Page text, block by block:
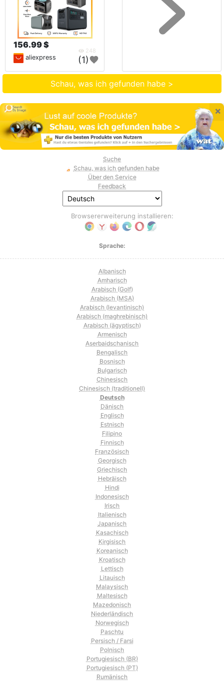
156.99 $
248
aliexpress (1)
Schau, was ich gefunden habe >
×
Suche
Schau, was ich gefunden habe
Über den Service
Feedback
Browsererweiterung installieren:
Sprache:
Albanisch
Amharisch
Arabisch (Golf)
Arabisch (MSA)
Arabisch (levantinisch)
Arabisch (maghrebinisch)
Arabisch (ägyptisch)
Armenisch
Aserbaidschanisch
Bengalisch
Bosnisch
Bulgarisch
Chinesisch
Chinesisch (traditionell)
Deutsch
Dänisch
Englisch
Estnisch
Filipino
Finnisch
Französisch
Georgisch
Griechisch
Hebräisch
Hindi
Indonesisch
Irisch
Italienisch
Japanisch
Kasachisch
Kirgisisch
Koreanisch
Kroatisch
Lettisch
Litauisch
Malaysisch
Maltesisch
Mazedonisch
Niederländisch
Norwegisch
Paschtu
Persisch / Farsi
Polnisch
Portugiesisch (BR)
Portugiesisch (PT)
Rumänisch